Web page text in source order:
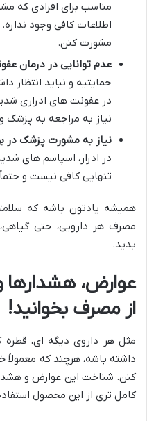
مناسب برای افرادی که
اطلاعات کافی وجود
مشورت کنن.
عدم توانایی در درمان
حمایتیه و نباید انتظار
در عفونت های ادراری
نیاز به مراجعه به
نیاز به مشورت پزشک در
در ادرار، اسپاسم های
تنهایی کافی نیست و
همیشه یادتون باشه که
مصرف هر دارویی، حتی
بدید.
عوارض،
از مصرف بخوانید!
مثل هر داروی دیگه ای،
داشته باشه، هرچند که
کنن. شناخت این عوارض و
کامل تری از این محصول